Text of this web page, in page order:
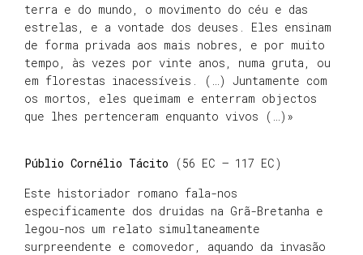
terra e do mundo, o movimento do céu e das
estrelas, e a vontade dos deuses. Eles ensinam
de forma privada aos mais nobres, e por muito
tempo, às vezes por vinte anos, numa gruta, ou
em florestas inacessíveis. (…) Juntamente com
os mortos, eles queimam e enterram objectos
que lhes pertenceram enquanto vivos (…)»
Públio Cornélio Tácito (56 EC – 117 EC)
Este historiador romano fala-nos
especificamente dos druidas na Grã-Bretanha e
legou-nos um relato simultaneamente
surpreendente e comovedor, aquando da invasão